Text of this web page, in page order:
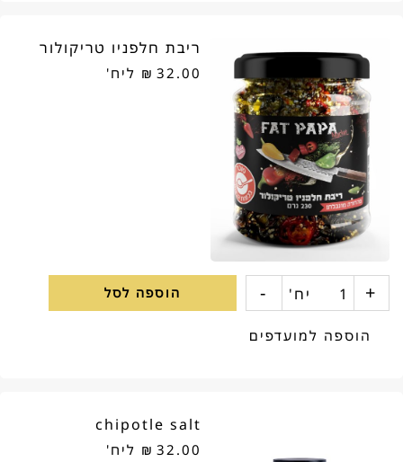
וולפגאנג
לוגר
ריבת חלפניו טריקולור
₪ 32.00 ליח'
+
כמות
יח' - הוספה לסל
הוספה למועדפים
chipotle salt
₪ 32.00 ליח'